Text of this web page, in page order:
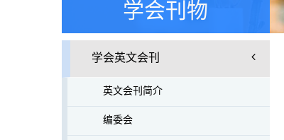
学会刊物
学会英文会刊
英文会刊简介
编委会